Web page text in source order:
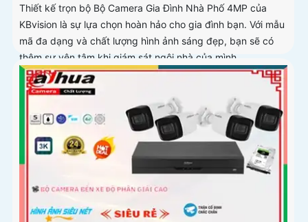
Thiết kế trọn bộ Bộ Camera Gia Đình Nhà Phố 4MP của
KBvision là sự lựa chọn hoàn hảo cho gia đình bạn. Với mẫu
mã đa dạng và chất lượng hình ảnh sáng đẹp, bạn sẽ có
thêm sự yên tâm khi giám sát ngôi nhà của mình